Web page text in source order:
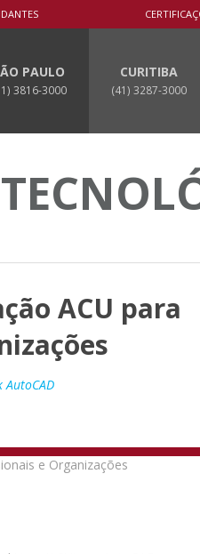
PAULO
3816-3000
CURITIBA
(41) 3287-3000
ACU para
AutoCAD